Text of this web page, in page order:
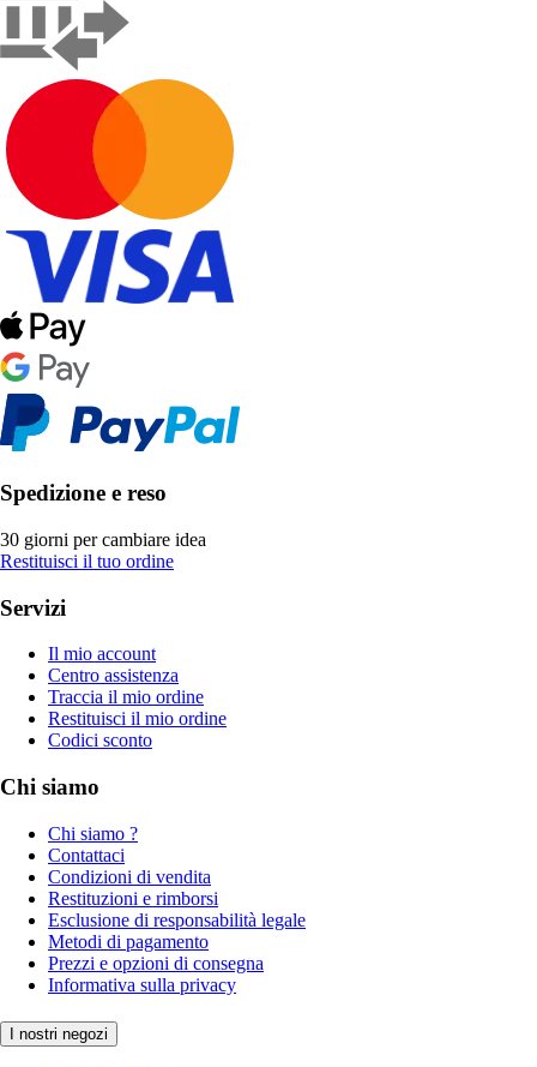
Spedizione e reso
30 giorni per cambiare idea
Restituisci il tuo ordine
Servizi
Il mio account
Centro assistenza
Traccia il mio ordine
Restituisci il mio ordine
Codici sconto
Chi siamo
Chi siamo ?
Contattaci
Condizioni di vendita
Restituzioni e rimborsi
Esclusione di responsabilità legale
Metodi di pagamento
Prezzi e opzioni di consegna
Informativa sulla privacy
I nostri negozi